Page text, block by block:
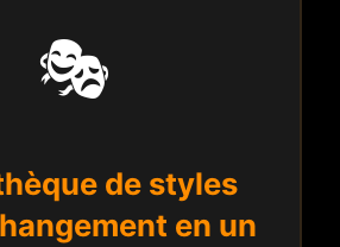
🎭
de styles
en un